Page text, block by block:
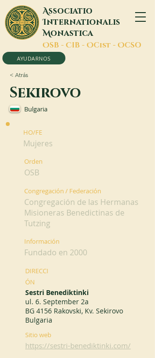
Associatio
Internationalis
Monastica
OSB - CIB - OCist - OCSO
AYUDARNOS
< Atrás
Sekirovo
Bulgaria
HO/FE
Mujeres
Orden
OSB
Congregación / Federación
Congregación de las Hermanas
Misioneras Benedictinas de
Tutzing
Información
Fundado en 2000
DIRECCI
ÓN
Sestri Benediktinki
ul. 6. September 2a
BG 4156 Rakovski, Kv. Sekirovo
Bulgaria
Sitio web
https://sestri-benediktinki.com/